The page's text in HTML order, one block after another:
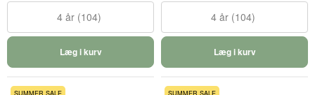
4 år (104)
Læg i kurv
4 år (104)
Læg i kurv